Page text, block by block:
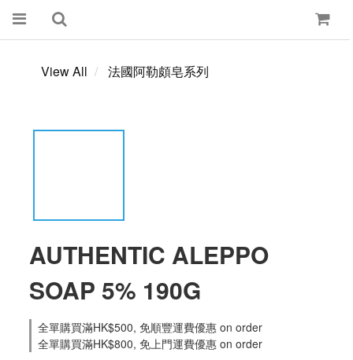
View All 法國阿勒頗皂系列
AUTHENTIC ALEPPO
SOAP 5% 190G
全單購買滿HK$500, 免順豐運費優惠 on order
全單購買滿HK$800, 免上門運費優惠 on order